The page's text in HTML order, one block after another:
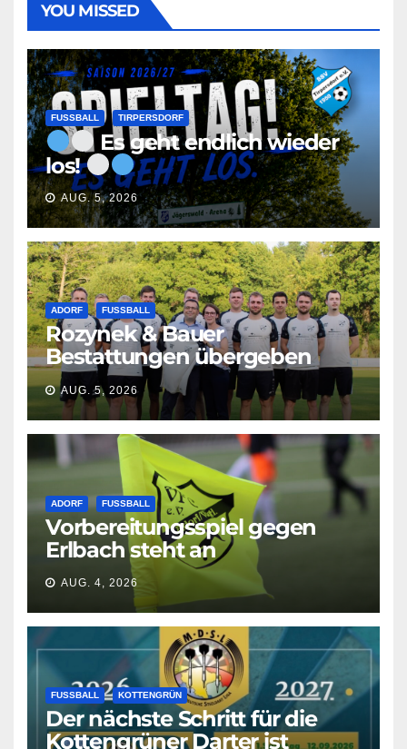
YOU MISSED
FUSSBALL TIRPERSDORF
Es geht endlich wieder
los!
AUG. 5, 2026
ADORF FUSSBALL
Rozynek & Bauer
Bestattungen übergeben
neue Shirts
AUG. 5, 2026
ADORF FUSSBALL
Vorbereitungsspiel gegen
Erlbach steht an
AUG. 4, 2026
FUSSBALL KOTTENGRÜN
Der nächste Schritt für die
Kottengrüner Darter ist